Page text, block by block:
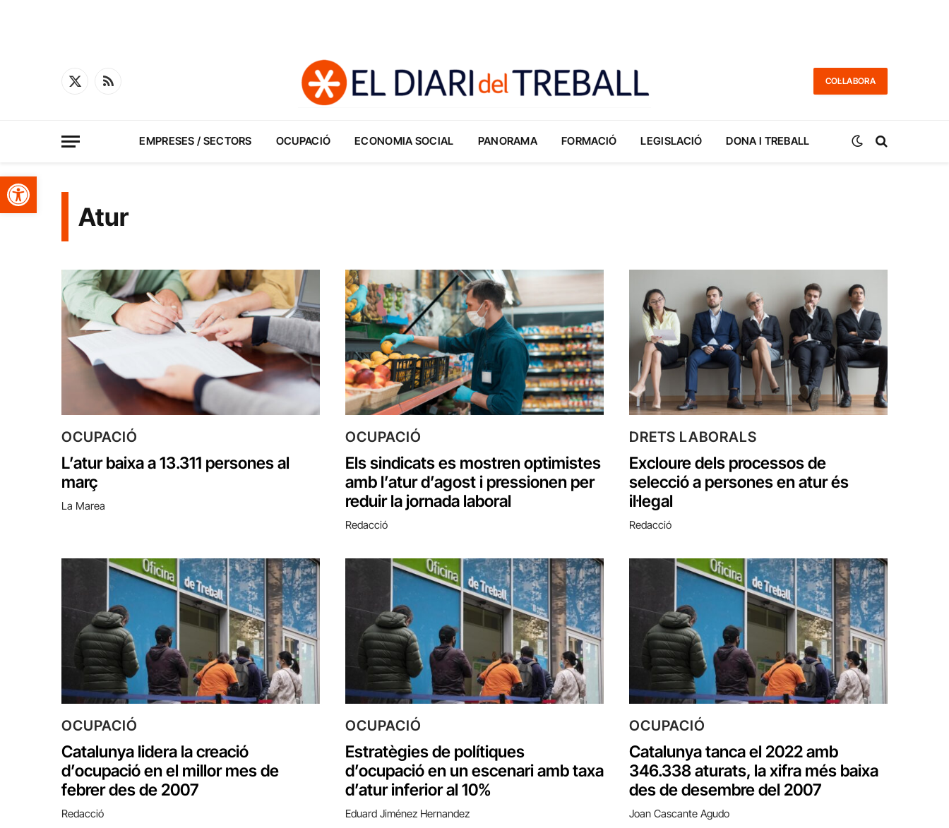
Obre la barra d'eines
X
RSS
COL·LABORA
EMPRESES / SECTORS OCUPACIÓ ECONOMIA SOCIAL PANORAMA FORMACIÓ LEGISLACIÓ DONA I TREBALL
Atur
OCUPACIÓ
L’atur baixa a 13.311 persones al
març
La Marea
OCUPACIÓ
Els sindicats es mostren optimistes
amb l’atur d’agost i pressionen per
reduir la jornada laboral
Redacció
DRETS LABORALS
Excloure dels processos de
selecció a persones en atur és
il·legal
Redacció
OCUPACIÓ
Catalunya lidera la creació
d’ocupació en el millor mes de
febrer des de 2007
Redacció
OCUPACIÓ
Estratègies de polítiques
d’ocupació en un escenari amb taxa
d’atur inferior al 10%
Eduard Jiménez Hernandez
OCUPACIÓ
Catalunya tanca el 2022 amb
346.338 aturats, la xifra més baixa
des de desembre del 2007
Joan Cascante Agudo